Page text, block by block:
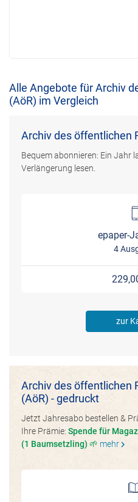
Alle Angebote für Archiv
(AöR) im Vergleich
Archiv des öffentlichen
Bequem abonnieren: Ein Jahr
Verlängerung lesen.
epaper-
4
zur
Archiv des öffentlichen
(AöR) - gedruckt
Jetzt Jahresabo bestellen &
Ihre Prämie: Spende für
(1 Baumsetzling) 🌱 mehrchevron_right